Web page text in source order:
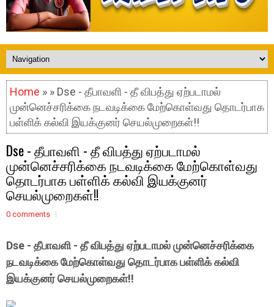
Home » » Dse - தீபாவளி - தீ விபத்து ஏற்படாமல்
முன்னெச்சரிக்கை நடவடிக்கை மேற்கொள்வது தொடர்பாக
பள்ளிக் கல்வி இயக்குனர் செயல்முறைகள்!!
Dse - தீபாவளி - தீ விபத்து ஏற்படாமல்
முன்னெச்சரிக்கை நடவடிக்கை மேற்கொள்வது
தொடர்பாக பள்ளிக் கல்வி இயக்குனர்
செயல்முறைகள்!!
0 comments
Dse - தீபாவளி - தீ விபத்து ஏற்படாமல் முன்னெச்சரிக்கை
நடவடிக்கை மேற்கொள்வது தொடர்பாக பள்ளிக் கல்வி
இயக்குனர் செயல்முறைகள்!!